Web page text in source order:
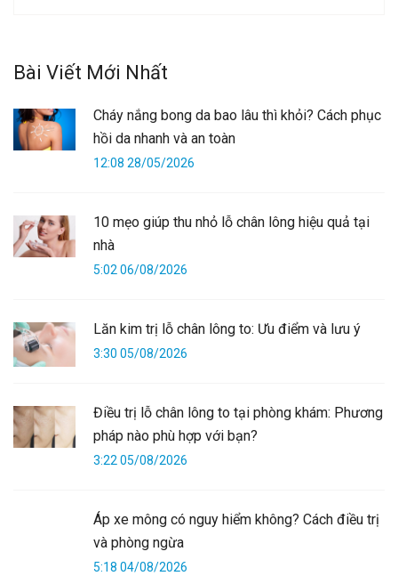
Bài Viết Mới Nhất
Cháy nắng bong da bao lâu thì khỏi? Cách phục
hồi da nhanh và an toàn
12:08 28/05/2026
10 mẹo giúp thu nhỏ lỗ chân lông hiệu quả tại
nhà
5:02 06/08/2026
Lăn kim trị lỗ chân lông to: Ưu điểm và lưu ý
3:30 05/08/2026
Điều trị lỗ chân lông to tại phòng khám: Phương
pháp nào phù hợp với bạn?
3:22 05/08/2026
Áp xe mông có nguy hiểm không? Cách điều trị
và phòng ngừa
5:18 04/08/2026